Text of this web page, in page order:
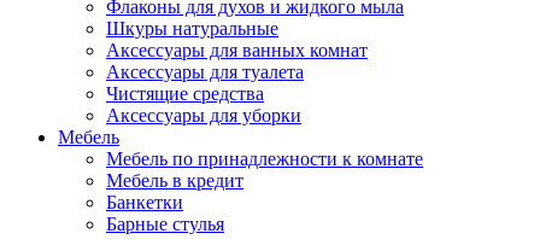
Флаконы для духов и жидкого мыла
Шкуры натуральные
Аксессуары для ванных комнат
Аксессуары для туалета
Чистящие средства
Аксессуары для уборки
Мебель
Мебель по принадлежности к комнате
Мебель в кредит
Банкетки
Барные стулья